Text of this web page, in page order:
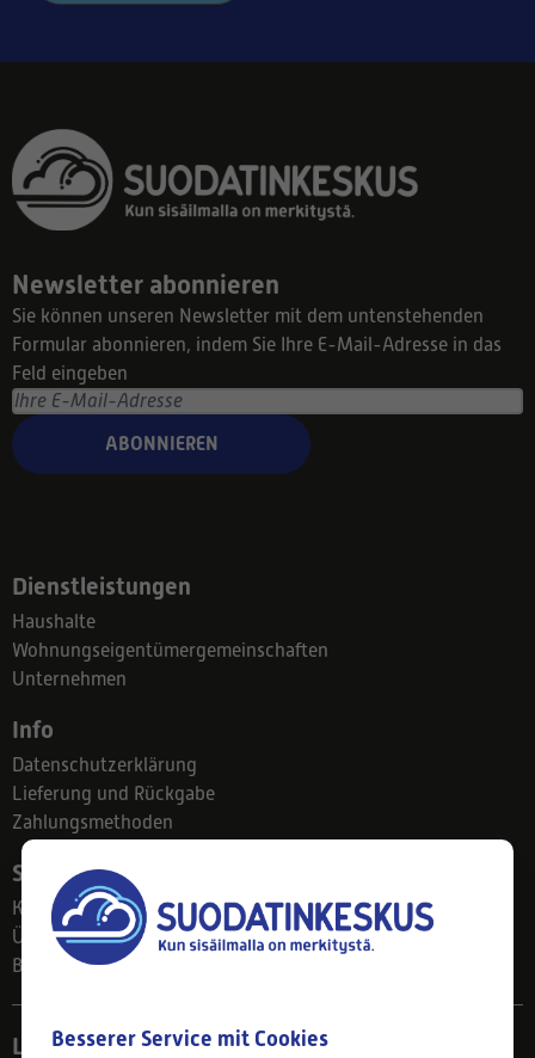
Newsletter abonnieren
Sie können unseren Newsletter mit dem untenstehenden
Formular abonnieren, indem Sie Ihre E-Mail-Adresse in das
Feld eingeben
ABONNIEREN
Dienstleistungen
Haushalte
Wohnungseigentümergemeinschaften
Unternehmen
Info
Datenschutzerklärung
Lieferung und Rückgabe
Zahlungsmethoden
Suodatinkeskus
Kontakt
Über uns
Blog
Ladengeschäft
Besserer Service mit Cookies